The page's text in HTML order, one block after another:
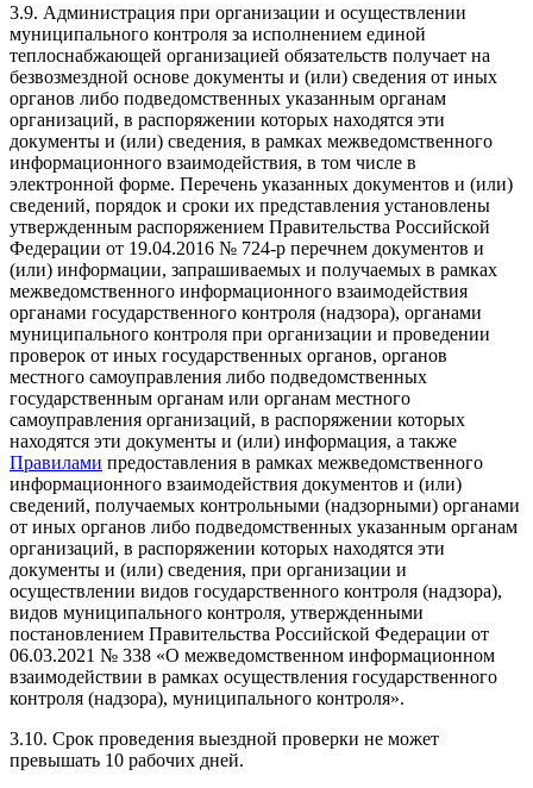
3.9. Администрация при организации и осуществлении
муниципального контроля за исполнением единой
теплоснабжающей организацией обязательств получает на
безвозмездной основе документы и (или) сведения от иных
органов либо подведомственных указанным органам
организаций, в распоряжении которых находятся эти
документы и (или) сведения, в рамках межведомственного
информационного взаимодействия, в том числе в
электронной форме. Перечень указанных документов и (или)
сведений, порядок и сроки их представления установлены
утвержденным распоряжением Правительства Российской
Федерации от 19.04.2016 № 724-р перечнем документов и
(или) информации, запрашиваемых и получаемых в рамках
межведомственного информационного взаимодействия
органами государственного контроля (надзора), органами
муниципального контроля при организации и проведении
проверок от иных государственных органов, органов
местного самоуправления либо подведомственных
государственным органам или органам местного
самоуправления организаций, в распоряжении которых
находятся эти документы и (или) информация, а также
Правилами предоставления в рамках межведомственного
информационного взаимодействия документов и (или)
сведений, получаемых контрольными (надзорными) органами
от иных органов либо подведомственных указанным органам
организаций, в распоряжении которых находятся эти
документы и (или) сведения, при организации и
осуществлении видов государственного контроля (надзора),
видов муниципального контроля, утвержденными
постановлением Правительства Российской Федерации от
06.03.2021 № 338 «О межведомственном информационном
взаимодействии в рамках осуществления государственного
контроля (надзора), муниципального контроля».
3.10. Срок проведения выездной проверки не может
превышать 10 рабочих дней.